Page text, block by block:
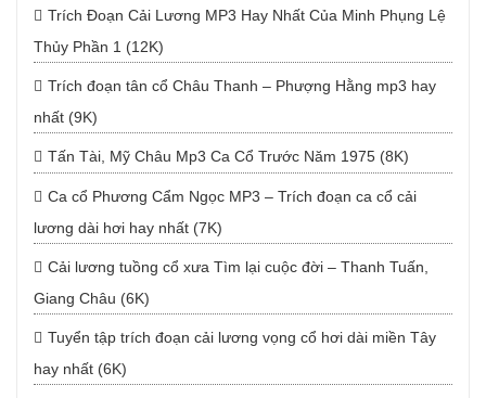
Trích Đoạn Cải Lương MP3 Hay Nhất Của Minh Phụng Lệ
Thủy Phần 1 (12K)
Trích đoạn tân cổ Châu Thanh – Phượng Hằng mp3 hay
nhất (9K)
Tấn Tài, Mỹ Châu Mp3 Ca Cổ Trước Năm 1975 (8K)
Ca cổ Phương Cẩm Ngọc MP3 – Trích đoạn ca cổ cải
lương dài hơi hay nhất (7K)
Cải lương tuồng cổ xưa Tìm lại cuộc đời – Thanh Tuấn,
Giang Châu (6K)
Tuyển tập trích đoạn cải lương vọng cổ hơi dài miền Tây
hay nhất (6K)